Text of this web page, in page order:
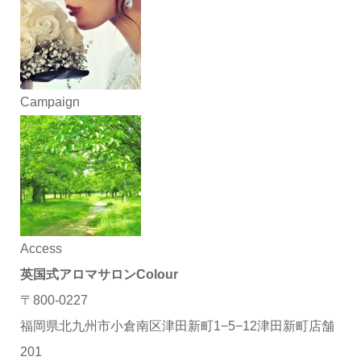
Campaign
Access
英国式アロマサロンColour
〒800-0227
福岡県北九州市小倉南区津田新町1−5−12津田新町店舗
201